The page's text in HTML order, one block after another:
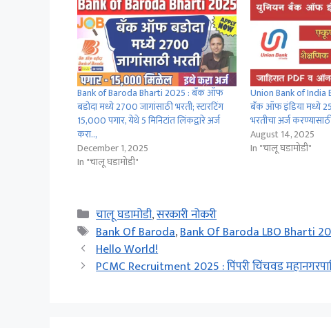
Bank of Baroda Bharti 2025 : बँक ऑफ
बडोदा मध्ये 2700 जागांसाठी भरती; स्टारटिंग
15,000 पगार, येथे 5 मिनिटांत लिंकद्वारे अर्ज
करा..,
December 1, 2025
In "चालू घडामोडी"
Union Bank of India
बँक ऑफ इंडिया मध्ये
भरतीचा अर्ज
August 14, 2025
In "चालू घडामोडी"
Categories
चालू घडामोडी,सरकारी नोकरी
Tags
Bank Of Baroda,Bank Of Baroda LBO Bharti
Hello World!
PCMC Recruitment 2025 : पिंपरी चिंचवड